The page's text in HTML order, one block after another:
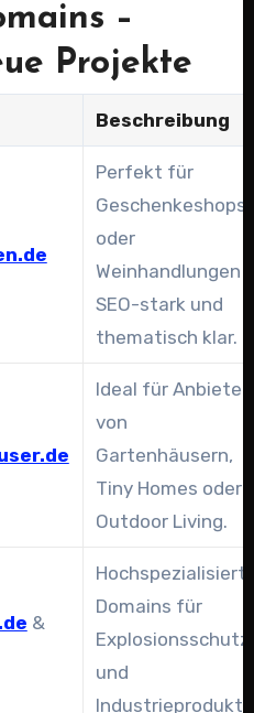
–
Projekte
Beschreibung
Perfekt für
Geschenkeshops
oder
Weinhandlungen –
SEO-stark und
thematisch klar.
Ideal für Anbieter
von
Gartenhäusern,
Tiny Homes oder
Outdoor Living.
&
Domains für
Explosionsschutz
und